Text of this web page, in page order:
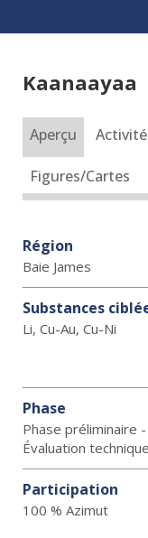
Kaanaayaa
Aperçu
Figures/Cartes
Région
Baie James
Substances
Li, Cu-Au, Cu-Ni
Phase
Phase préliminaire -
Évaluation technique
Participation
100 % Azimut